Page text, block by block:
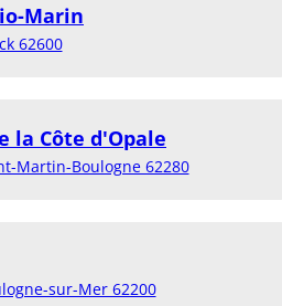
Marin
62600
la Côte d'Opale
Martin-Boulogne 62280
sur-Mer 62200